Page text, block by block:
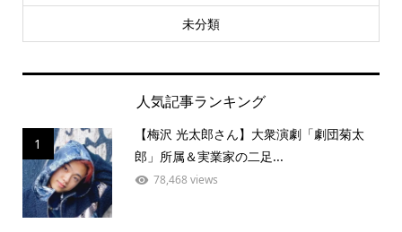
未分類
人気記事ランキング
1
【梅沢 光太郎さん】大衆演劇「劇団菊太
郎」所属＆実業家の二足...
78,468 views